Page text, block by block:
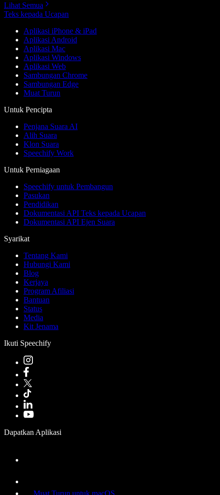
Lihat Semua
Teks kepada Ucapan
Aplikasi iPhone & iPad
Aplikasi Android
Aplikasi Mac
Aplikasi Windows
Aplikasi Web
Sambungan Chrome
Sambungan Edge
Muat Turun
Untuk Pencipta
Penjana Suara AI
Alih Suara
Klon Suara
Speechify Work
Untuk Perniagaan
Speechify untuk Pembangun
Pasukan
Pendidikan
Dokumentasi API Teks kepada Ucapan
Dokumentasi API Ejen Suara
Syarikat
Tentang Kami
Hubungi Kami
Blog
Kerjaya
Program Afiliasi
Bantuan
Status
Media
Kit Jenama
Ikuti Speechify
Dapatkan Aplikasi
Muat Turun untuk macOS